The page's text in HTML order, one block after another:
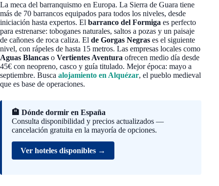
La meca del barranquismo en Europa. La Sierra de Guara tiene
más de 70 barrancos equipados para todos los niveles, desde
iniciación hasta expertos. El barranco del Formiga es perfecto
para estrenarse: toboganes naturales, saltos a pozas y un paisaje
de cañones de roca caliza. El de Gorgas Negras es el siguiente
nivel, con rápeles de hasta 15 metros. Las empresas locales como
Aguas Blancas o Vertientes Aventura ofrecen medio día desde
45€ con neopreno, casco y guía titulado. Mejor época: mayo a
septiembre. Busca alojamiento en Alquézar, el pueblo medieval
que es base de operaciones.
🏨 Dónde dormir en España
Consulta disponibilidad y precios actualizados —
cancelación gratuita en la mayoría de opciones.
Ver hoteles disponibles →